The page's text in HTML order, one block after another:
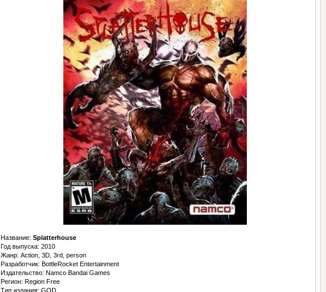
Название: Splatterhouse
Год выпуска: 2010
Жанр: Action, 3D, 3rd, person
Разработчик: BottleRocket Entertainment
Издательство: Namco Bandai Games
Регион: Region Free
Тип издания: GOD